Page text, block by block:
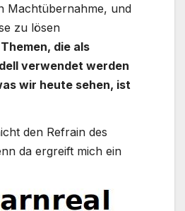
Machtübernahme, und
zu lösen
die als
verwendet werden
wir heute sehen, ist
den Refrain des
da ergreift mich ein